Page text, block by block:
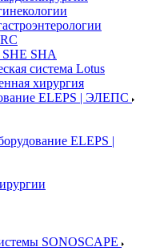
SHA
система Lotus
хирургия
ELEPS | ЭЛЕПС
ELEPS |
SONOSCAPE